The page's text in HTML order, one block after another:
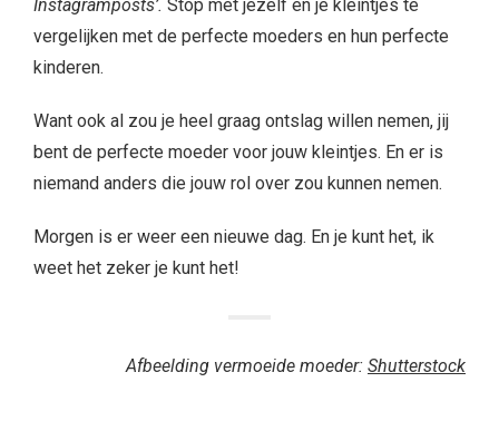
Instagramposts’. Stop met jezelf en je kleintjes te
vergelijken met de perfecte moeders en hun perfecte
kinderen.
Want ook al zou je heel graag ontslag willen nemen, jij
bent de perfecte moeder voor jouw kleintjes. En er is
niemand anders die jouw rol over zou kunnen nemen.
Morgen is er weer een nieuwe dag. En je kunt het, ik
weet het zeker je kunt het!
Afbeelding vermoeide moeder: Shutterstock